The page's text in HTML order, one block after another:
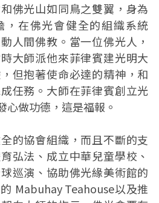
佛光山如同鳥之雙翼，身為
，在佛光會健全的組織系統
人間佛教。當一位佛光人，
大師派他來菲律賓建光明大
但抱著使命必達的精神，和
任務。大師在菲律賓創立光
心做功德，這是福報。
的協會組織，而且不斷的支
弘法、成立中華兒童學校、
巡演、協助佛光緣美術館的
Mabuhay ‬Teahouse以及推